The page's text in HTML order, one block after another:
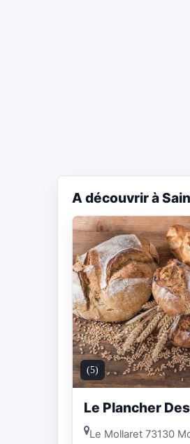
A découvrir à
(5)
Le Plancher
Le Mollaret 73130